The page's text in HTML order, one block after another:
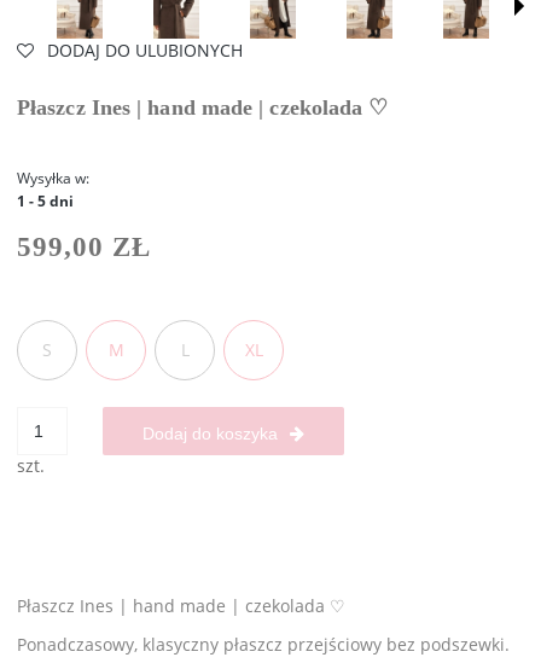
DODAJ DO ULUBIONYCH
Płaszcz Ines | hand made | czekolada ♡
Wysyłka w:
1 - 5 dni
599,00 ZŁ
S M L XL
szt.
Dodaj do koszyka
Płaszcz Ines | hand made | czekolada ♡
Ponadczasowy, klasyczny płaszcz przejściowy bez podszewki.